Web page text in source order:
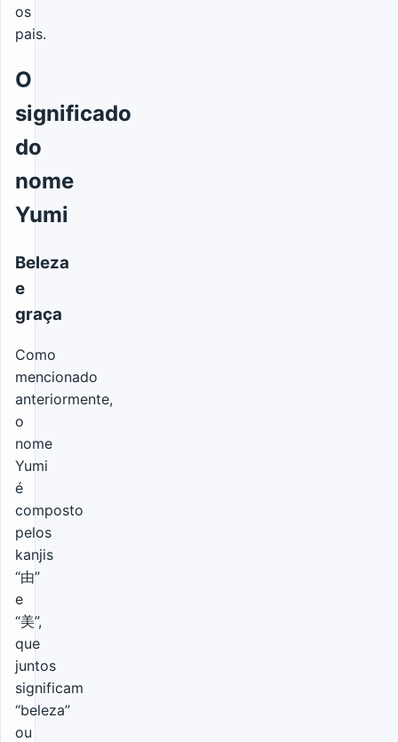
os
pais.
O
significado
do
nome
Yumi
Beleza
e
graça
Como
mencionado
anteriormente,
o
nome
Yumi
é
composto
pelos
kanjis
“由”
e
“美”,
que
juntos
significam
“beleza”
ou